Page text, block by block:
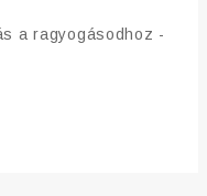
a ragyogásodhoz -